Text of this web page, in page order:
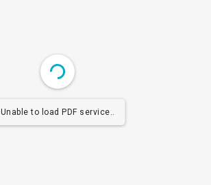
Unable to load PDF service..